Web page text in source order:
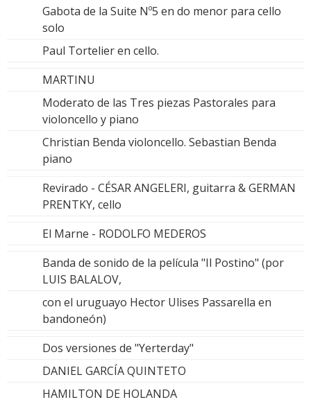
Gabota de la Suite Nº5 en do menor para cello
solo
Paul Tortelier en cello.
MARTINU
Moderato de las Tres piezas Pastorales para
violoncello y piano
Christian Benda violoncello. Sebastian Benda
piano
Revirado - CÉSAR ANGELERI, guitarra & GERMAN
PRENTKY, cello
El Marne - RODOLFO MEDEROS
Banda de sonido de la película "Il Postino" (por
LUIS BALALOV,
con el uruguayo Hector Ulises Passarella en
bandoneón)
Dos versiones de "Yerterday"
DANIEL GARCÍA QUINTETO
HAMILTON DE HOLANDA